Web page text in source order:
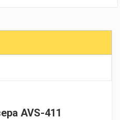
AVS-411